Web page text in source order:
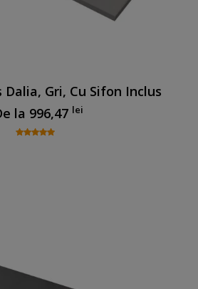
Dalia, Gri, Cu Sifon Inclus
la 996,47 lei